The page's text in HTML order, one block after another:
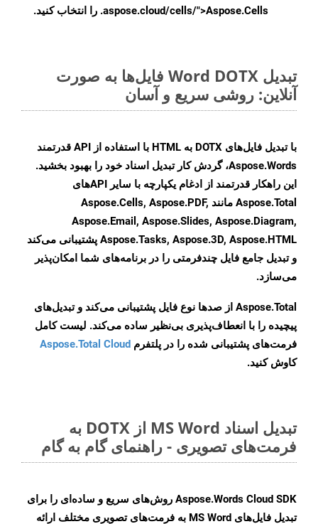
.aspose.cloud/cells/">Aspose.Cells را انتخاب کنید.
تبدیل Word DOTX فایل‌ها به صورت
آنلاین: روشی سریع و آسان
با تبدیل فایل‌های DOTX به HTML با استفاده از API قدرتمند
Aspose.Words، گردش کار تبدیل اسناد خود را بهبود بخشید.
این راهکار قدرتمند از ادغام یکپارچه با سایر APIهای
Aspose.Total مانند Aspose.Cells, Aspose.PDF,
Aspose.Email, Aspose.Slides, Aspose.Diagram,
Aspose.Tasks, Aspose.3D, Aspose.HTML پشتیبانی می‌کند
و تبدیل جامع فایل چندفرمتی را در برنامه‌های شما امکان‌پذیر
می‌سازد.
Aspose.Total از صدها نوع فایل پشتیبانی می‌کند و تبدیل‌های
پیچیده را با انعطاف‌پذیری بی‌نظیر ساده می‌کند. لیست کامل
فرمت‌های پشتیبانی شده را در پلتفرم Aspose.Total Cloud
کاوش کنید.
تبدیل اسناد MS Word از DOTX به
فرمت‌های تصویری - راهنمای گام به گام
Aspose.Words Cloud SDK روش‌های سریع و ساده‌ای را برای
تبدیل فایل‌های MS Word به فرمت‌های تصویری مختلف ارائه